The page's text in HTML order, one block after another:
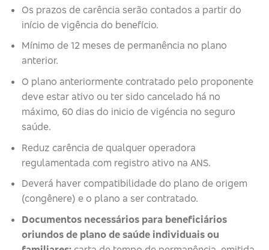
Os prazos de carência serão contados a partir do
início de vigência do benefício.
Mínimo de 12 meses de permanência no plano
anterior.
O plano anteriormente contratado pelo proponente
deve estar ativo ou ter sido cancelado há no
máximo, 60 dias do inicio de vigéncia no seguro
saúde.
Reduz carência de qualquer operadora
regulamentada com registro ativo na ANS.
Deverá haver compatibilidade do plano de origem
(congênere) e o plano a ser contratado.
Documentos necessários para beneficiários
oriundos de plano de saúde individuais ou